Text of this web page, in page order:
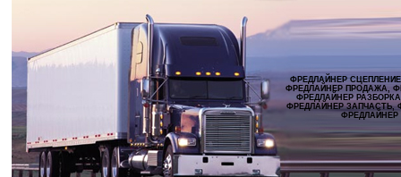
ФРЕДЛАЙНЕР
ФРЕДЛАЙНЕР ПРОДАЖА,
ФРЕДЛАЙНЕР
ФРЕДЛАЙНЕР ЗАПЧАСТЬ,
ФРЕДЛАЙНЕР